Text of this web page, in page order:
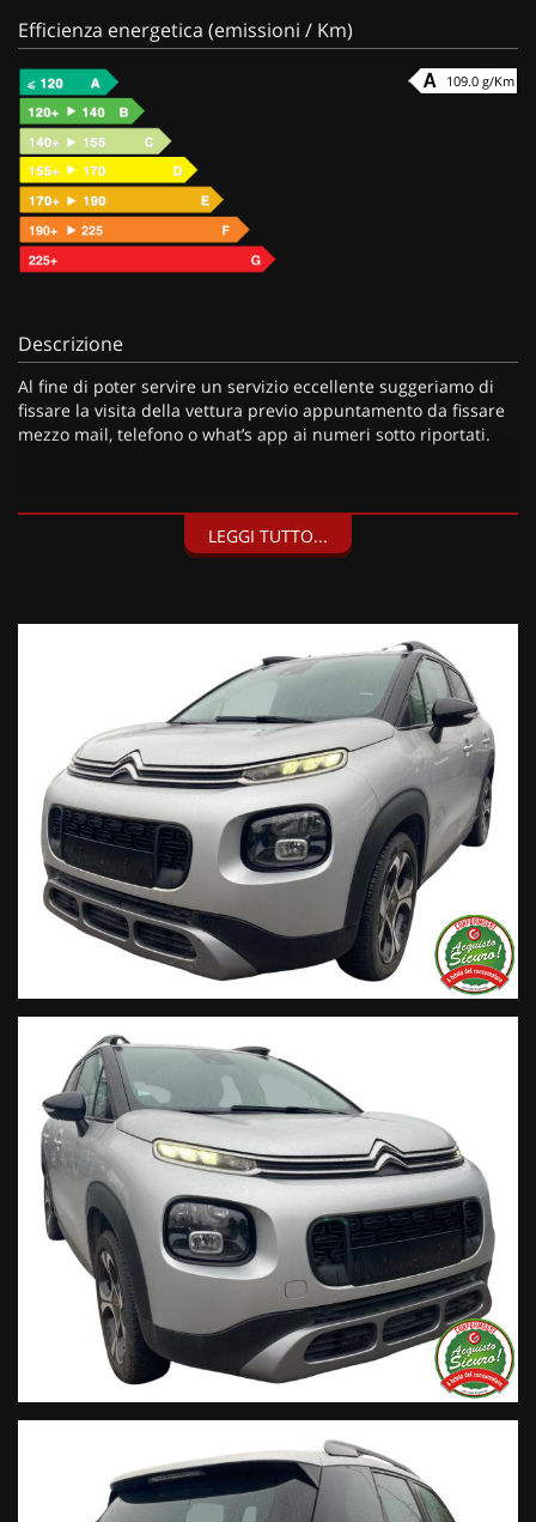
Efficienza energetica (emissioni / Km)
109.0 g/Km
Descrizione
Al fine di poter servire un servizio eccellente suggeriamo di
fissare la visita della vettura previo appuntamento da fissare
mezzo mail, telefono o what’s app ai numeri sotto riportati.
• Consegna a domicilio;
individuali/società);
• Polizze Kasko fino a 60 mesi di durata con estensione “valore
• Garanzia legale di Conformità prevista obbligatoriamente
dal Codice del Consumo;
• Garanzia estendibile fino a 60 mesi.
Segui Automobili Vendraminie leggi le recensioni che
descrivono l’esperienza dei nostri clienti:
• Sul nostro sito ufficiale www.automobilivendramini.it dove
potrai trovare l’intero parco auto aggiornato, maggiori foto e
info per ogni singola vettura, i nostri servizi e la nostra storia.
• Sulla nostra pagina Facebook
• Sulla nostra pagina Instagram
• Sul nostro profilo Google Business
+ 39 347 2621925 Orari
14:30/19:30 Sabato 8:30 12:30 14.30 18.30
Trasparenza:
• Si precisa che le informazioni contenute negli annunci
online e nel proprio sito web sono state compilate con cura
affinché siano il più complete e precise; tuttavia possono
contenere errori e omissioni. Si declina ogni responsabilità
per eventuali involontarie incongruenze che non
rappresentano un impegno contrattuale.
LEGGI TUTTO...